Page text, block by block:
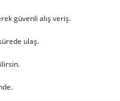
güvenli alış veriş.
ulaş.